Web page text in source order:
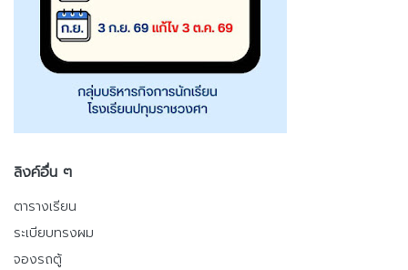
ลิงค์อื่น ๆ
ตารางเรียน
ระเบียบทรงผม
จองรถตู้